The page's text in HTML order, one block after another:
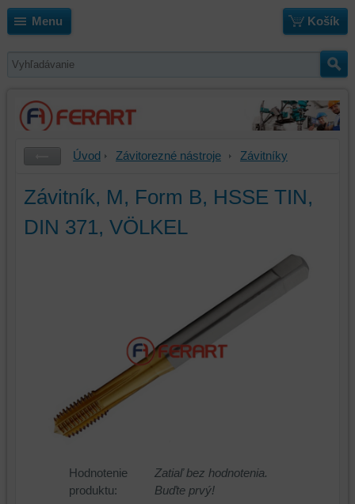
Menu Košík
Úvod Závitorezné nástroje Závitníky
Závitník, M, Form B, HSSE TIN,
DIN 371, VÖLKEL
Hodnotenie
produktu:
Zatiaľ bez hodnotenia.
Buďte prvý!